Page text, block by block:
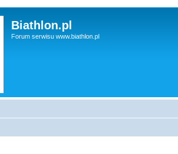
Biathlon.pl
Forum serwisu www.biathlon.pl